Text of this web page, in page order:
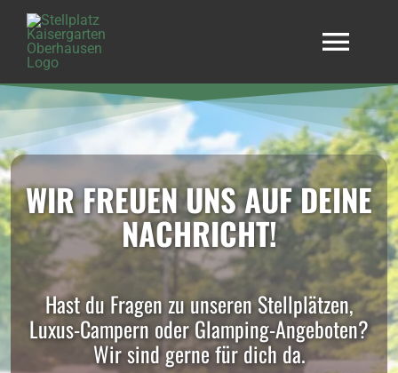
Zum
Inhalt
springen
Start
Stellplatz
Unterkünfte
Wohnmobil mieten
WIR FREUEN UNS AUF DEINE
NACHRICHT!
Hast du Fragen zu unseren Stellplätzen,
Luxus-Campern oder Glamping-Angeboten?
Wir sind gerne für dich da.